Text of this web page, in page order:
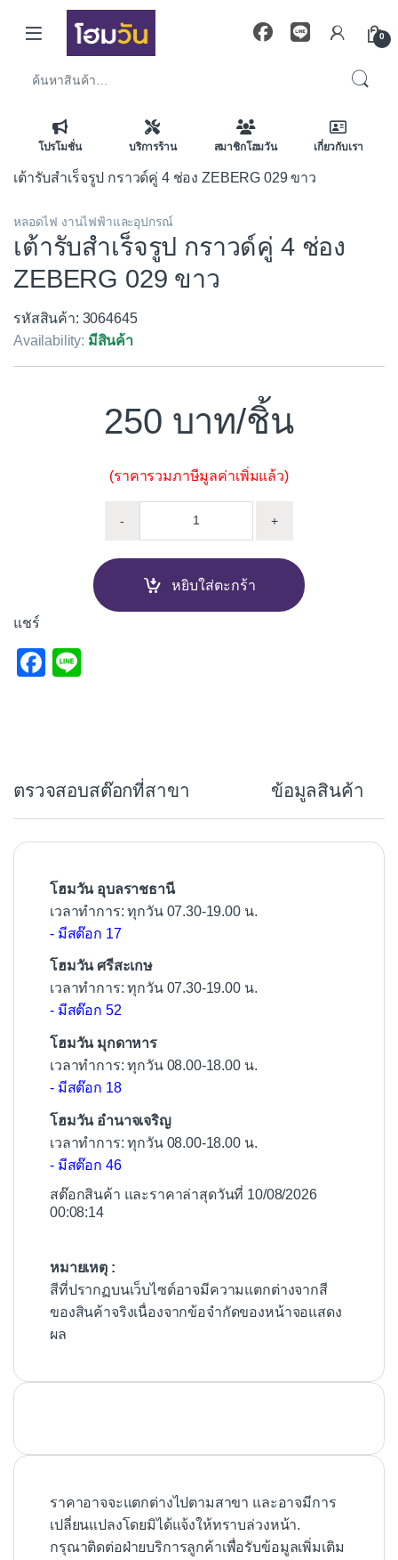
Skip to navigation
Skip to content
0
โปรโมชั่น บริการร้าน สมาชิกโฮมวัน เกี่ยวกับเรา
เต้ารับสำเร็จรูป กราวด์คู่ 4 ช่อง ZEBERG 029 ขาว
หลอดไฟ งานไฟฟ้าและอุปกรณ์
เต้ารับสำเร็จรูป กราวด์คู่ 4 ช่อง
ZEBERG 029 ขาว
รหัสสินค้า: 3064645
Availability: มีสินค้า
250 /ชิ้น
(ราคารวมภาษีมูลค่าเพิ่มแล้ว)
- +
หยิบใส่ตะกร้า
แชร์
F
o
o
ตรวจสอบสต๊อกที่สาขา ข้อมูลสินค้า
โฮมวัน อุบลราชธานี
เวลาทำการ: ทุกวัน 07.30-19.00 น.
- มีสต๊อก 17
โฮมวัน ศรีสะเกษ
เวลาทำการ: ทุกวัน 07.30-19.00 น.
- มีสต๊อก 52
โฮมวัน มุกดาหาร
เวลาทำการ: ทุกวัน 08.00-18.00 น.
- มีสต๊อก 18
โฮมวัน อำนาจเจริญ
เวลาทำการ: ทุกวัน 08.00-18.00 น.
- มีสต๊อก 46
สต๊อกสินค้า และราคาล่าสุดวันที่ 10/08/2026
00:08:14
หมายเหตุ :
สีที่ปรากฏบนเว็บไซต์อาจมีความแตกต่างจากสี
ของสินค้าจริงเนื่องจากข้อจำกัดของหน้าจอแสดง
ผล
ราคาอาจจะแตกต่างไปตามสาขา และอาจมีการ
เปลี่ยนแปลงโดยมิได้แจ้งให้ทราบล่วงหน้า.
กรุณาติดต่อฝ่ายบริการลูกค้าเพื่อรับข้อมูลเพิ่มเติม